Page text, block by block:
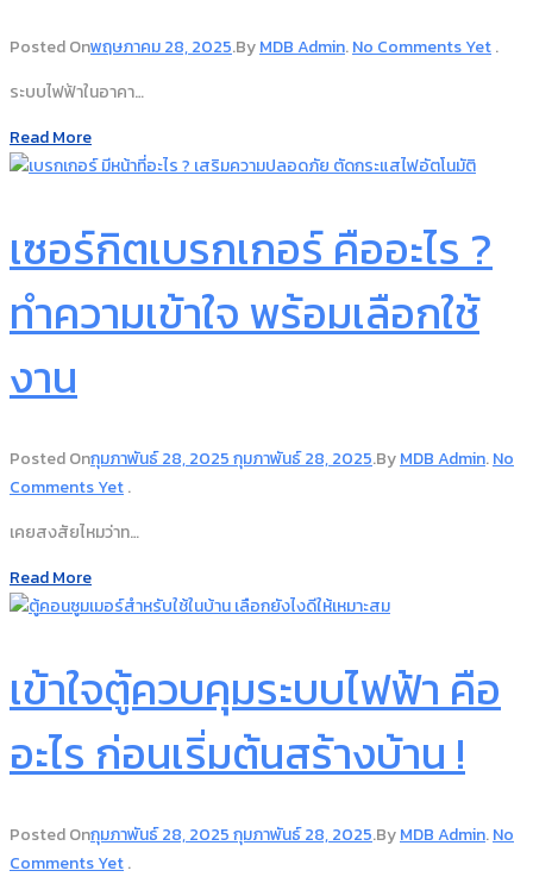
Posted Onพฤษภาคม 28, 2025.ByMDB Admin.No Comments Yet.
ระบบไฟฟ้าในอาคา…
Read More
เซอร์กิตเบรกเกอร์ คืออะไร ?
ทำความเข้าใจ พร้อมเลือกใช้
งาน
Posted Onกุมภาพันธ์ 28, 2025กุมภาพันธ์ 28, 2025.ByMDB Admin.No
Comments Yet.
เคยสงสัยไหมว่าท…
Read More
เข้าใจตู้ควบคุมระบบไฟฟ้า คือ
อะไร ก่อนเริ่มต้นสร้างบ้าน !
Posted Onกุมภาพันธ์ 28, 2025กุมภาพันธ์ 28, 2025.ByMDB Admin.No
Comments Yet.